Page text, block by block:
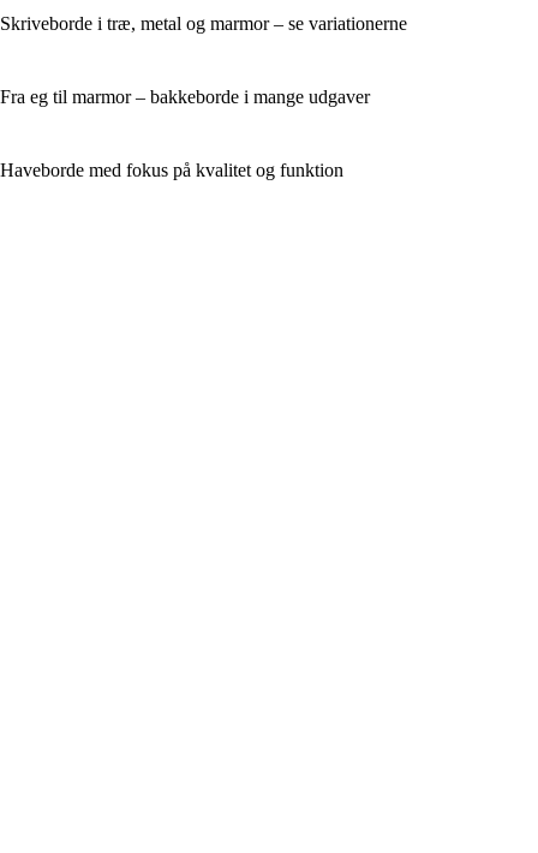
Skriveborde i træ, metal og marmor – se variationerne
Fra eg til marmor – bakkeborde i mange udgaver
Haveborde med fokus på kvalitet og funktion